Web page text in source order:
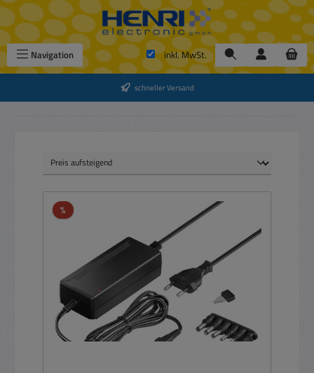
Zum Hauptinhalt springen
Navigation inkl. MwSt.
schneller Versand
%Rabatt